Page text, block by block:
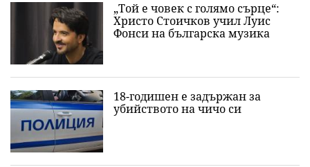
„Той е човек с голямо сърце“:
Христо Стоичков учил Луис
Фонси на българска музика
18-годишен е задържан за
убийството на чичо си